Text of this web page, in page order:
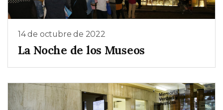
14 de octubre de 2022
La Noche de los Museos